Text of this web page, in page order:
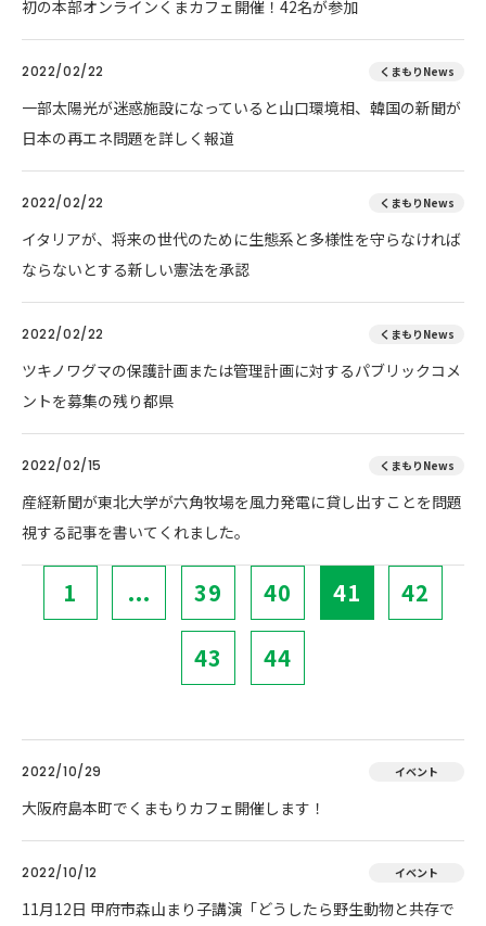
初の本部オンラインくまカフェ開催！42名が参加
2022/02/22 くまもりNews
一部太陽光が迷惑施設になっていると山口環境相、韓国の新聞が
日本の再エネ問題を詳しく報道
2022/02/22 くまもりNews
イタリアが、将来の世代のために生態系と多様性を守らなければ
ならないとする新しい憲法を承認
2022/02/22 くまもりNews
ツキノワグマの保護計画または管理計画に対するパブリックコメ
ントを募集の残り都県
2022/02/15 くまもりNews
産経新聞が東北大学が六角牧場を風力発電に貸し出すことを問題
視する記事を書いてくれました。
1 ... 39 40 41 42
43 44
2022/10/29 イベント
大阪府島本町でくまもりカフェ開催します！
2022/10/12 イベント
11月12日 甲府市森山まり子講演「どうしたら野生動物と共存で